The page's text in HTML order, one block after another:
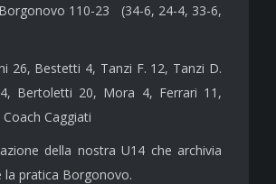
110-23 (34-6, 24-4, 33-6,
26, Bestetti 4, Tanzi F. 12, Tanzi D.
Bertoletti 20, Mora 4, Ferrari 11,
Caggiati
della nostra U14 che archivia
la pratica Borgonovo.